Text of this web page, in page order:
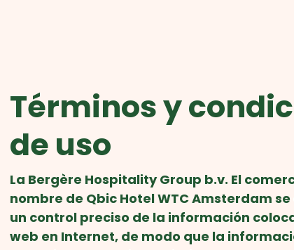
Términos y
de uso
La Bergère Hospitality Group b.v. El
nombre de Qbic Hotel WTC Amsterdam
un control preciso de la información
web en Internet, de modo que la